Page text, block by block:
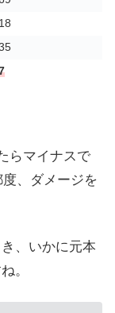
らマイナスで
、ダメージを
、いかに元本
。